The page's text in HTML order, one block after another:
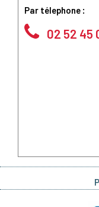
Par télephone :
02 52 45